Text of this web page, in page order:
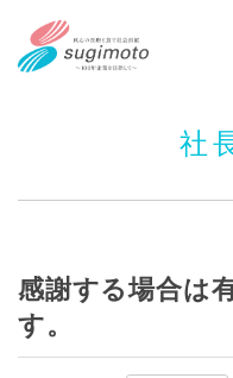
社
感謝する場合は
す。